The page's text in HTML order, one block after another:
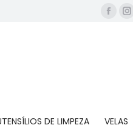
DE LIMPEZA VELAS